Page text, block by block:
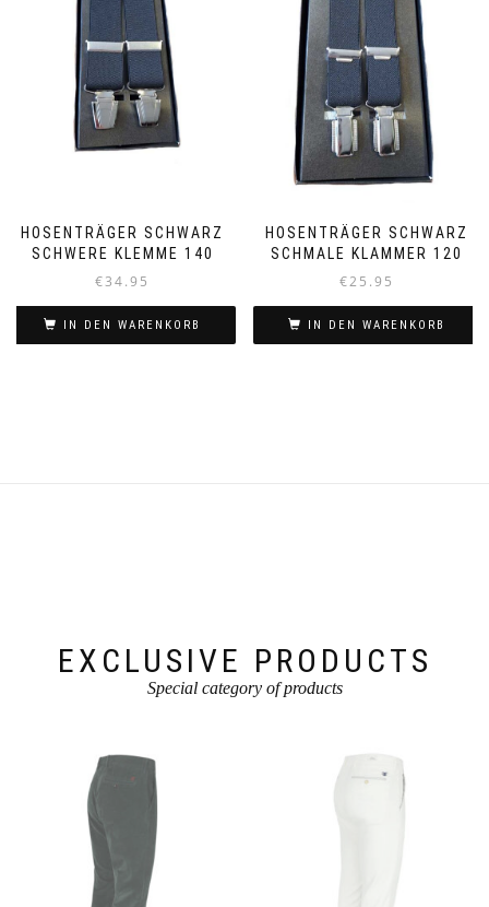
HOSENTRÄGER SCHWARZ
SCHWERE KLEMME 140
€34.95
IN DEN WARENKORB
HOSENTRÄGER SCHWARZ
SCHMALE KLAMMER 120
€25.95
IN DEN WARENKORB
EXCLUSIVE PRODUCTS
Special category of products